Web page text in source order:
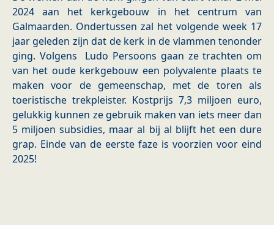
2024 aan het kerkgebouw in het centrum van
Galmaarden. Ondertussen zal het volgende week 17
jaar geleden zijn dat de kerk in de vlammen tenonder
ging. Volgens Ludo Persoons gaan ze trachten om
van het oude kerkgebouw een polyvalente plaats te
maken voor de gemeenschap, met de toren als
toeristische trekpleister. Kostprijs 7,3 miljoen euro,
gelukkig kunnen ze gebruik maken van iets meer dan
5 miljoen subsidies, maar al bij al blijft het een dure
grap. Einde van de eerste faze is voorzien voor eind
2025!